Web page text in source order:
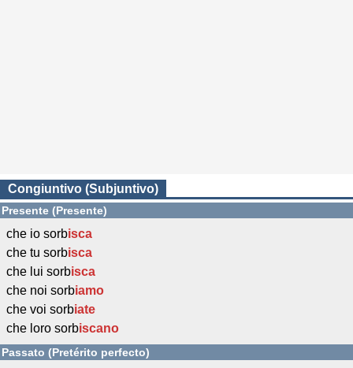
Congiuntivo (Subjuntivo)
Presente (Presente)
che io sorbisca
che tu sorbisca
che lui sorbisca
che noi sorbiamo
che voi sorbiate
che loro sorbiscano
Passato (Pretérito perfecto)